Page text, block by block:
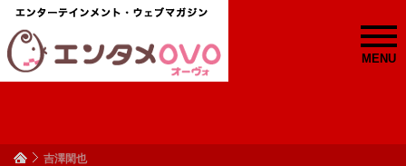
MENU
吉澤閑也